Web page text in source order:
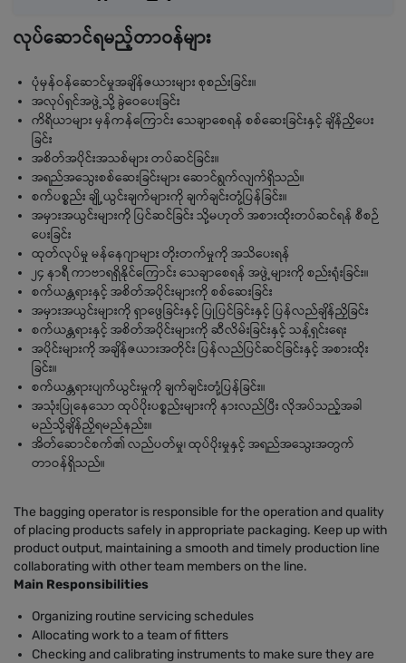
လုပ်ဆောင်ရမည့်တာဝန်များ
ပုံမှန်ဝန်ဆောင်မှုအချိန်ဇယားများ စုစည်းခြင်း။
အလုပ်ရှင်အဖွဲ့သို့ ခွဲဝေပေးခြင်း
ကိရိယာများ မှန်ကန်ကြောင်း သေချာစေရန် စစ်ဆေးခြင်းနှင့် ချိန်ညှိပေး
ခြင်း
အစိတ်အပိုင်းအသစ်များ တပ်ဆင်ခြင်း။
အရည်အသွေးစစ်ဆေးခြင်းများ ဆောင်ရွက်လျက်ရှိသည်။
စက်ပစ္စည်း ချို့ယွင်းချက်များကို ချက်ချင်းတုံ့ပြန်ခြင်း။
အမှားအယွင်းများကို ပြင်ဆင်ခြင်း သို့မဟုတ် အစားထိုးတပ်ဆင်ရန် စီစဉ်
ပေးခြင်း
ထုတ်လုပ်မှု မန်နေဂျာများ တိုးတက်မှုကို အသိပေးရန်
၂၄ နာရီ ကာဗာရရှိနိုင်ကြောင်း သေချာစေရန် အဖွဲ့များကို စည်းရုံးခြင်း။
စက်ယန္တရားနှင့် အစိတ်အပိုင်းများကို စစ်ဆေးခြင်း
အမှားအယွင်းများကို ရှာဖွေခြင်းနှင့် ပြုပြင်ခြင်းနှင့် ပြန်လည်ချိန်ညှိခြင်း
စက်ယန္တရားနှင့် အစိတ်အပိုင်းများကို ဆီလိမ်းခြင်းနှင့် သန့်ရှင်းရေး
အပိုင်းများကို အချိန်ဇယားအတိုင်း ပြန်လည်ပြင်ဆင်ခြင်းနှင့် အစားထိုး
ခြင်း။
စက်ယန္တရားပျက်ယွင်းမှုကို ချက်ချင်းတုံ့ပြန်ခြင်း။
အသုံးပြုနေသော ထုပ်ပိုးပစ္စည်းများကို နားလည်ပြီး လိုအပ်သည့်အခါ
မည်သို့ချိန်ညှိရမည်နည်း။
အိတ်ဆောင်စက်၏ လည်ပတ်မှု၊ ထုပ်ပိုးမှုနှင့် အရည်အသွေးအတွက်
တာဝန်ရှိသည်။
The bagging operator is responsible for the operation and quality
of placing products safely in appropriate packaging. Keep up with
product output, maintaining a smooth and timely production line
collaborating with other team members on the line.
Main Responsibilities
Organizing routine servicing schedules
Allocating work to a team of fitters
Checking and calibrating instruments to make sure they are